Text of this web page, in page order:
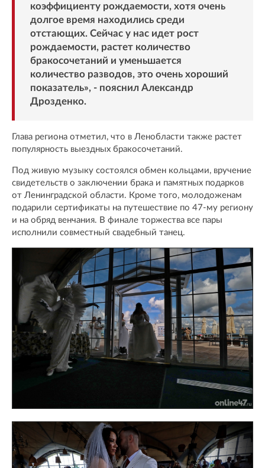
коэффициенту рождаемости, хотя очень
долгое время находились среди
отстающих. Сейчас у нас идет рост
рождаемости, растет количество
бракосочетаний и уменьшается
количество разводов, это очень хороший
показатель», - пояснил Александр
Дрозденко.
Глава региона отметил, что в Ленобласти также растет
популярность выездных бракосочетаний.
Под живую музыку состоялся обмен кольцами, вручение
свидетельств о заключении брака и памятных подарков
от Ленинградской области. Кроме того, молодоженам
подарили сертификаты на путешествие по 47-му региону
и на обряд венчания. В финале торжества все пары
исполнили совместный свадебный танец.